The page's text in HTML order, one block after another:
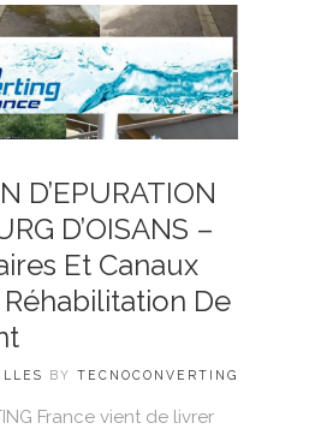
D’EPURATION
D’OISANS –
Et Canaux
Réhabilitation De
BY TECNOCONVERTING
France vient de livrer